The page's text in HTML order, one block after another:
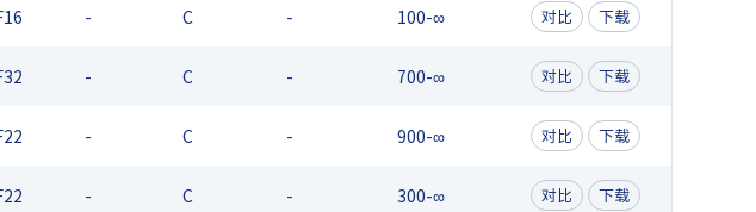
- C - 100-∞ 对比 下载
- C - 700-∞ 对比 下载
- C - 900-∞ 对比 下载
- C - 300-∞ 对比 下载